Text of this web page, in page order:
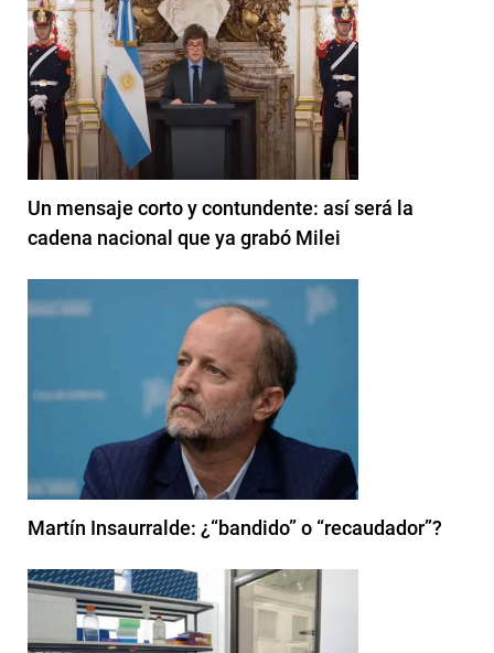
Un mensaje corto y contundente: así será la
cadena nacional que ya grabó Milei
Martín Insaurralde: ¿“bandido” o “recaudador”?